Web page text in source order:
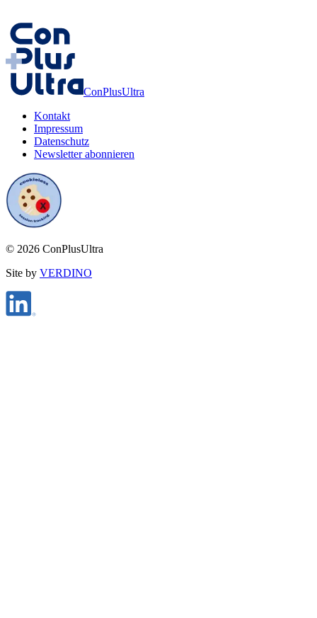
ConPlusUltra
Kontakt
Impressum
Datenschutz
Newsletter abonnieren
© 2026 ConPlusUltra
Site by VERDINO